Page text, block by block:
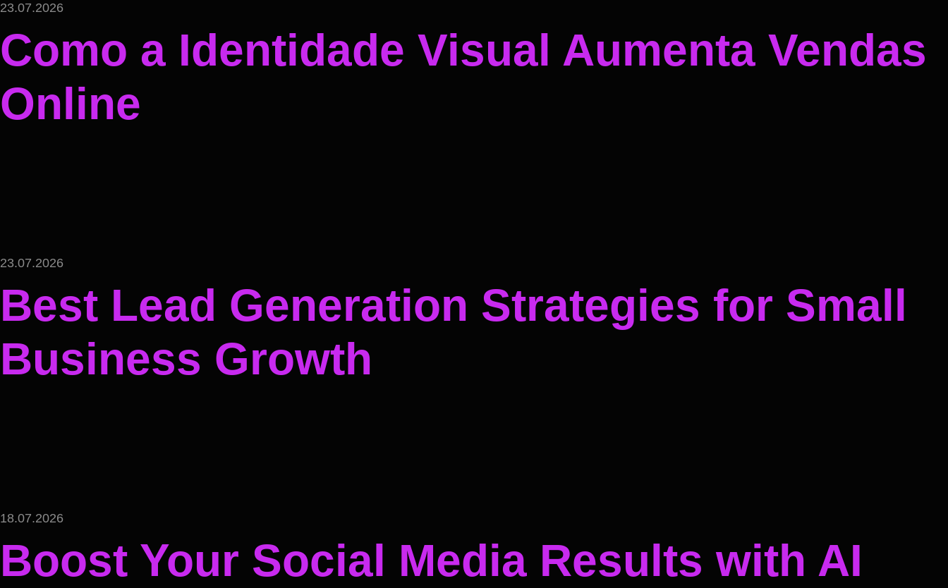
23.07.2026
Como a Identidade Visual Aumenta Vendas
Online
23.07.2026
Best Lead Generation Strategies for Small
Business Growth
18.07.2026
Boost Your Social Media Results with AI